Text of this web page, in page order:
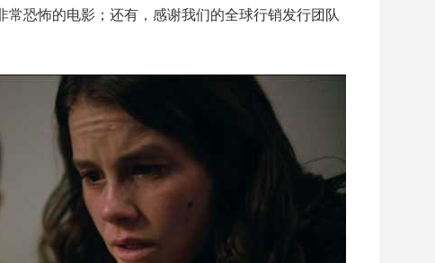
恐怖的电影；还有，感谢我们的全球行销发行团队